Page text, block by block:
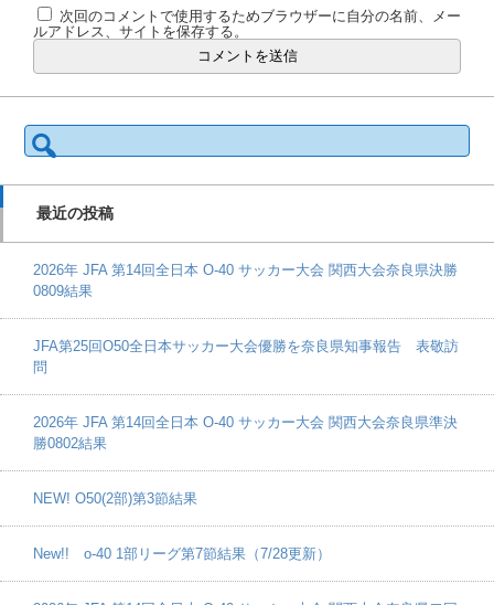
次回のコメントで使用するためブラウザーに自分の名前、メー
ルアドレス、サイトを保存する。
検
索:
最近の投稿
2026年 JFA 第14回全日本 O-40 サッカー大会 関西大会奈良県決勝
0809結果
JFA第25回O50全日本サッカー大会優勝を奈良県知事報告 表敬訪
問
2026年 JFA 第14回全日本 O-40 サッカー大会 関西大会奈良県準決
勝0802結果
NEW! O50(2部)第3節結果
New!! o-40 1部リーグ第7節結果（7/28更新）